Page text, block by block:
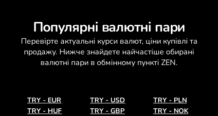
Популярні валютні пари
Перевірте актуальні курси валют, ціни купівлі та
продажу. Нижче знайдете найчастіше обирані
валютні пари в обмінному пункті ZEN.
TRY - EUR TRY - USD TRY - PLN
TRY - HUF TRY - GBP TRY - NOK